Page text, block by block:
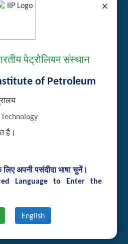
×
पेट्रोलियम संस्थान
of Petroleum
है।
अपनी पसंदीदा भाषा चुनें।
Language to Enter the
English
Harassment